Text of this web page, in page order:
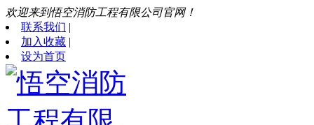
欢迎来到悟空消防工程有限公司官网！
联系我们 |
加入收藏 |
设为首页